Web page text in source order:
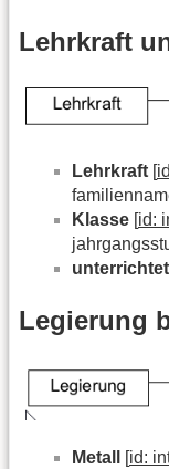
Lehrkraft
Lehrkraft [
Klasse [id:
unterrichtet
Legierung
Metall [id: